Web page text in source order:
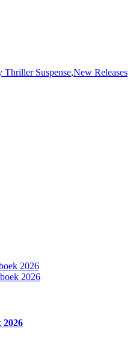
Thriller Suspense,New Releases
2026